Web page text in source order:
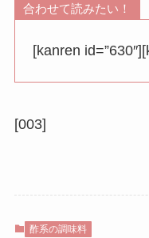
合わせて読みたい！
[kanren
[003]
酢系の調味料